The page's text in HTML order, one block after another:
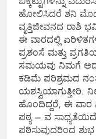
ಹೋಲಿಸಿದರೆ ಶನಿ
ವೃತ್ತಿಜೀವನದ ರಾಶಿ
ಈ ವಾರದಲ್ಲಿ
ಪ್ರಶಂಸೆ ಮತ್ತು
ಸಮಯವು ನಿಮಗೆ
ಕಡಿಮೆ ಪರಿಶ್ರಮದ
ಯಶಸ್ವಿಯಾಗುತ್ತೀರಿ.
ಹೊಂದಿದ್ದರೆ, ಈ ವಾರ
ಪಠ್ಯ – ವ ಸಾಧ್ಯತೆಯಿದೆ.
ಪಠಿಸುವುದರಿಂದ